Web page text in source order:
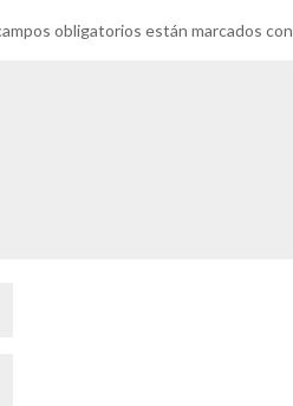
obligatorios están marcados con